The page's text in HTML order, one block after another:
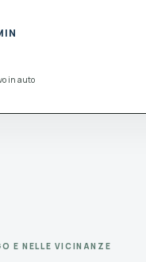
in auto
E NELLE VICINANZE